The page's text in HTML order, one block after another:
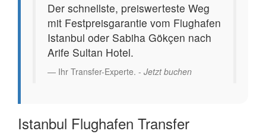
Der schnellste, preiswerteste Weg
mit Festpreisgarantie vom Flughafen
Istanbul oder Sabiha Gökçen nach
Arife Sultan Hotel.
Ihr Transfer-Experte. - Jetzt buchen
Istanbul Flughafen Transfer